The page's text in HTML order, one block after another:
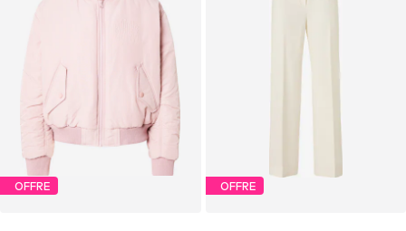
OFFRE OFFRE